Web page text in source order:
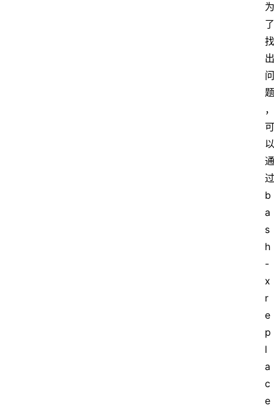
为
了
找
出
问
题
，
可
以
通
过
b
a
s
h
-
x
r
e
p
l
a
c
e